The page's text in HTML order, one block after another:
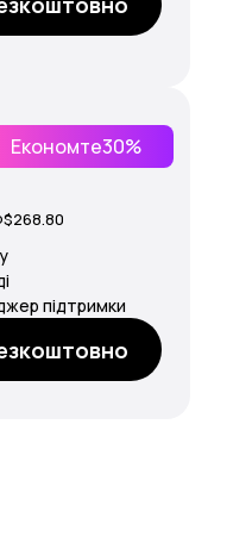
Економте30%
$268.80
підтримки